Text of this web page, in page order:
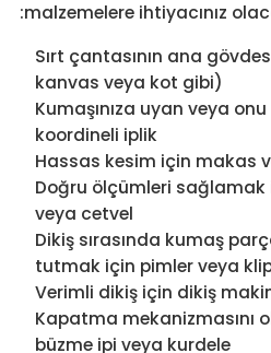
malzemelere ihtiyacınız
Sırt çantasının ana
kanvas veya kot gibi)
Kumaşınıza uyan veya
koordineli iplik
Hassas kesim için makas
Doğru ölçümleri sağlamak
veya cetvel
Dikiş sırasında kumaş
tutmak için pimler veya
Verimli dikiş için dikiş
Kapatma mekanizmasını
büzme ipi veya kurdele